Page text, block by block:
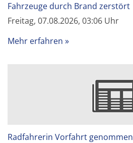
Fahrzeuge durch Brand zerstört
Freitag, 07.08.2026, 03:06 Uhr
Mehr erfahren
Radfahrerin Vorfahrt genommen